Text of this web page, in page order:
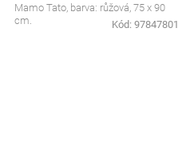
Mamo Tato, barva: růžová, 75 x 90
cm.
Kód: 97847801